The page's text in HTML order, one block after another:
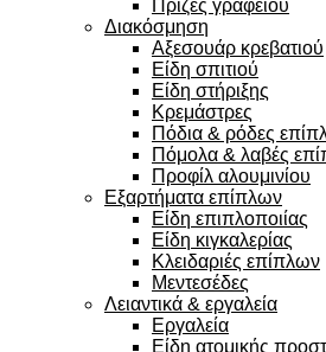
Πρίζες γραφείου
Διακόσμηση
Αξεσουάρ κρεβατιού
Eίδη σπιτιού
Είδη στήριξης
Κρεμάστρες
Πόδια & ρόδες
Πόμολα & λαβές
Προφίλ αλουμινίου
Εξαρτήματα επίπλων
Είδη επιπλοποιίας
Είδη κιγκαλερίας
Κλειδαριές επίπλων
Μεντεσέδες
Λειαντικά & εργαλεία
Εργαλεία
Είδη ατομικής